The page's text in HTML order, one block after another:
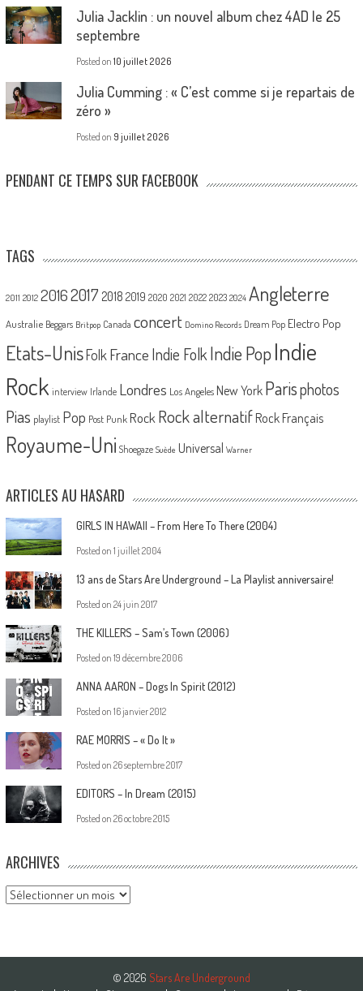
Julia Jacklin : un nouvel album chez 4AD le 25
septembre
Posted on 10 juillet 2026
Julia Cumming : « C’est comme si je repartais de
zéro »
Posted on 9 juillet 2026
PENDANT CE TEMPS SUR FACEBOOK
TAGS
2011 2012 20162017 2018 2019 2020 2021 2022 2023 2024 Angleterre
Australie Beggars Britpop Canada concert Domino Records Dream Pop Electro Pop
Etats-UnisFolk France Indie FolkIndie PopIndie
Rock interview Irlande Londres Los Angeles New York Parisphotos
Pias playlist Pop Post Punk Rock Rock alternatif Rock Français
Royaume-Uni Shoegaze Suède Universal Warner
ARTICLES AU HASARD
GIRLS IN HAWAII – From Here To There (2004)
Posted on 1 juillet 2004
13 ans de Stars Are Underground – La Playlist anniversaire!
Posted on 24 juin 2017
THE KILLERS – Sam’s Town (2006)
Posted on 19 décembre 2006
ANNA AARON – Dogs In Spirit (2012)
Posted on 16 janvier 2012
RAE MORRIS – « Do It »
Posted on 26 septembre 2017
EDITORS – In Dream (2015)
Posted on 26 octobre 2015
ARCHIVES
Archives
© 2026 Stars Are Underground